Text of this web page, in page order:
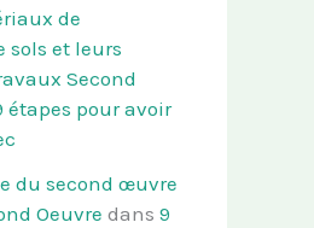
de
sols et leurs
Second
étapes pour avoir
du second œuvre
Oeuvre dans 9